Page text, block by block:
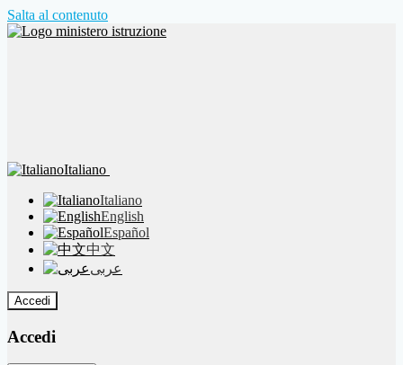
Salta al contenuto
Italiano
Italiano
English
Español
中文
عربى
Accedi
Accedi